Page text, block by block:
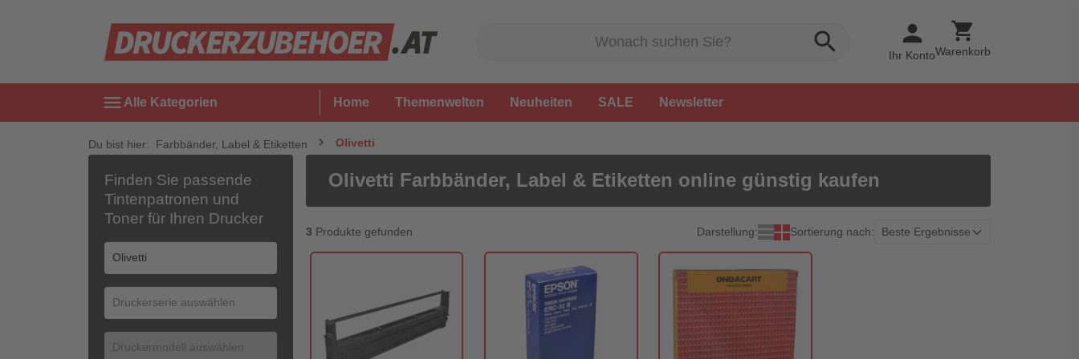
search person
Ihr Konto
shopping_cart
Warenkorb
menu Alle Kategorien Home Themenwelten Neuheiten SALE Newsletter
Du bist hier: Farbbänder, Label & Etiketten Olivetti
Finden Sie passende
Tintenpatronen und
Toner für Ihren Drucker
Olivetti Farbbänder, Label & Etiketten online günstig kaufen
3 Produkte gefunden Darstellung: Sortierung nach: